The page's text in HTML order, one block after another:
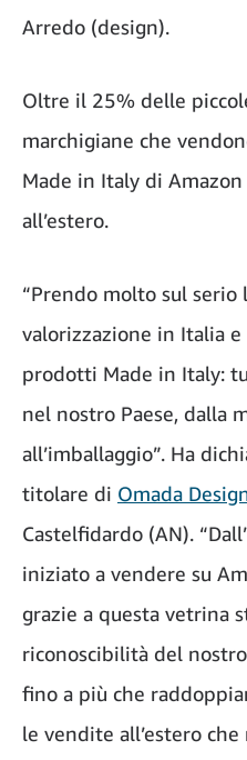
Arredo (design).
Oltre il 25% delle
marchigiane che
Made in Italy di
all’estero.
“Prendo molto sul serio
valorizzazione in Italia
prodotti Made in Italy:
nel nostro Paese, dalla
all’imballaggio”. Ha
titolare di Omada
Castelfidardo (AN).
iniziato a vendere su
grazie a questa vetrina
riconoscibilità del
fino a più che
le vendite all’estero